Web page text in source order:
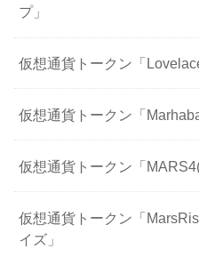
プ」
仮想通貨トークン「
仮想通貨トークン「
仮想通貨トークン「
仮想通貨トークン「
イズ」